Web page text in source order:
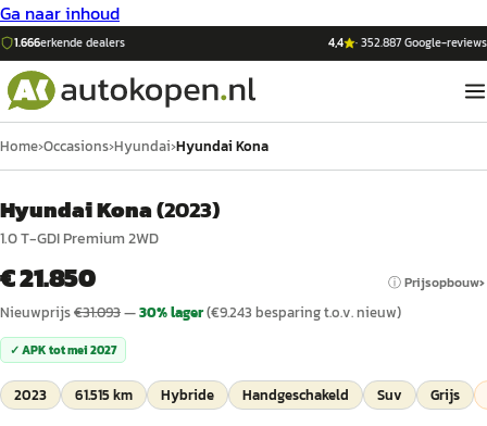
Ga naar inhoud
1.666erkende dealers 4,4 ·352.887Google-reviews
Home›Occasions›Hyundai›Hyundai Kona
Hyundai Kona(2023)
1.0 T-GDI Premium 2WD
€ 21.850 ⓘ Prijsopbouw
Nieuwprijs€31.093—30% lager(€9.243 besparing t.o.v. nieuw)
✓ APK totmei 2027
2023 61.515 km Hybride Handgeschakeld Suv Grijs